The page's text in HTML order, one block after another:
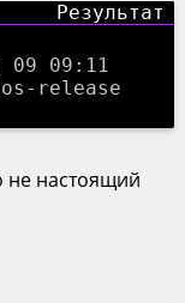
09:11
release
не настоящий